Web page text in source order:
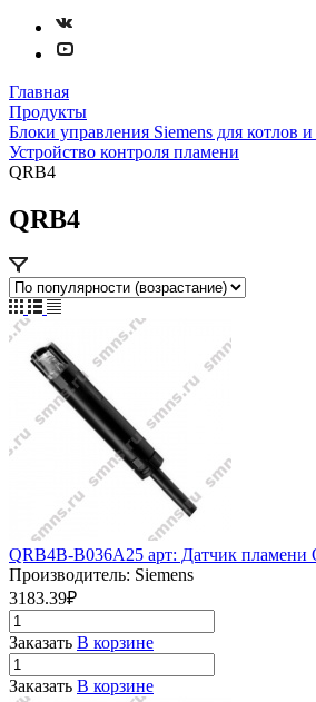
Главная
Продукты
Блоки управления Siemens для котлов и
Устройство контроля пламени
QRB4
QRB4
QRB4B-B036A25 арт: Датчик пламени
Производитель: Siemens
3183.39₽
Заказать В корзине
Заказать В корзине